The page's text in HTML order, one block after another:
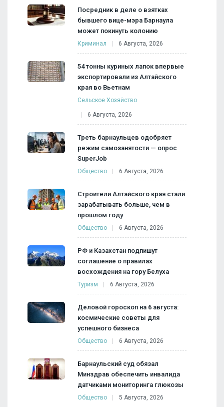
Посредник в деле о взятках
бывшего вице-мэра Барнаула
может покинуть колонию
Криминал 6 Августа, 2026
54 тонны куриных лапок впервые
экспортировали из Алтайского
края во Вьетнам
Сельское Хозяйство
6 Августа, 2026
Треть барнаульцев одобряет
режим самозанятости — опрос
SuperJob
Общество 6 Августа, 2026
Строители Алтайского края стали
зарабатывать больше, чем в
прошлом году
Общество 6 Августа, 2026
РФ и Казахстан подпишут
соглашение о правилах
восхождения на гору Белуха
Туризм 6 Августа, 2026
Деловой гороскоп на 6 августа:
космические советы для
успешного бизнеса
Общество 6 Августа, 2026
Барнаульский суд обязал
Минздрав обеспечить инвалида
датчиками мониторинга глюкозы
Общество 5 Августа, 2026